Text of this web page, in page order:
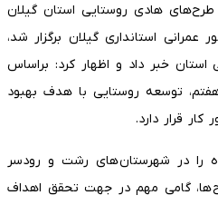
هادی روستایی استان گیلان
استانداری گیلان برگزار شد،
استان خبر داد و اظهار کرد: براساس
برنامه هفتم، توسعه روستایی با هدف بهبود
قرار دارد.
در شهرستان های رشت و رودسر
ها، گامی مهم در جهت تحقق اهداف